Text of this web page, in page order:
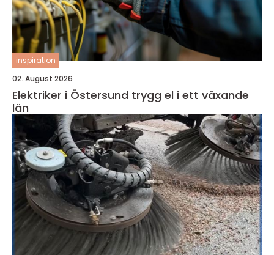
inspiration
02. August 2026
Elektriker i Östersund trygg el i ett växande
län